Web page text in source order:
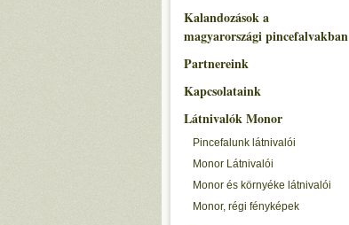
Kalandozások a
magyarországi pincefalvakban
Partnereink
Kapcsolataink
Látnivalók Monor
Pincefalunk látnivalói
Monor Látnivalói
Monor és környéke látnivalói
Monor, régi fényképek